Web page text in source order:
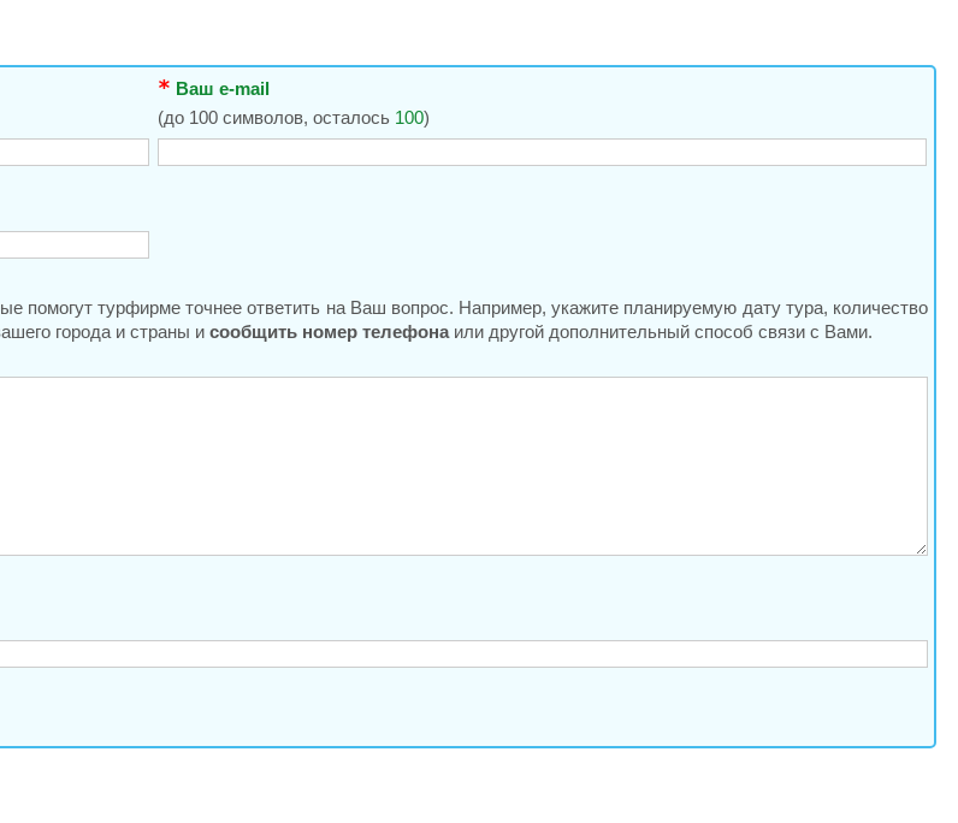
Ваш e-mail
(до 100 символов, осталось 100)
помогут турфирме точнее ответить на Ваш вопрос. Например, укажите планируемую дату тура, количество
города и страны и сообщить номер телефонаили другой дополнительный способ связи с Вами.